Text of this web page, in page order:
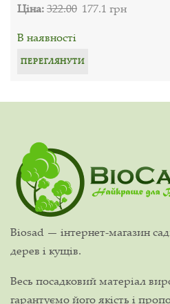
Ціна:322.00 177.1 грн
В наявності
ПЕРЕГЛЯНУТИ
Biosad — інтернет-магазин
дерев і кущів.
Весь посадковий матеріал
гарантуємо його якість і